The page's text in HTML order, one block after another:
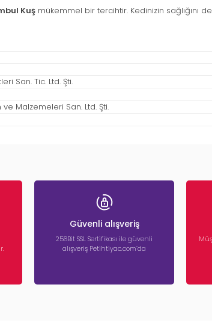
Kuş mükemmel bir tercihtir. Kedinizin sağlığını
San. Tic. Ltd. Şti.
ve Malzemeleri San. Ltd. Şti.
Güvenli alışveriş
256Bit SSL Sertifikası ile güvenli
alışveriş Petihtiyac.com’da